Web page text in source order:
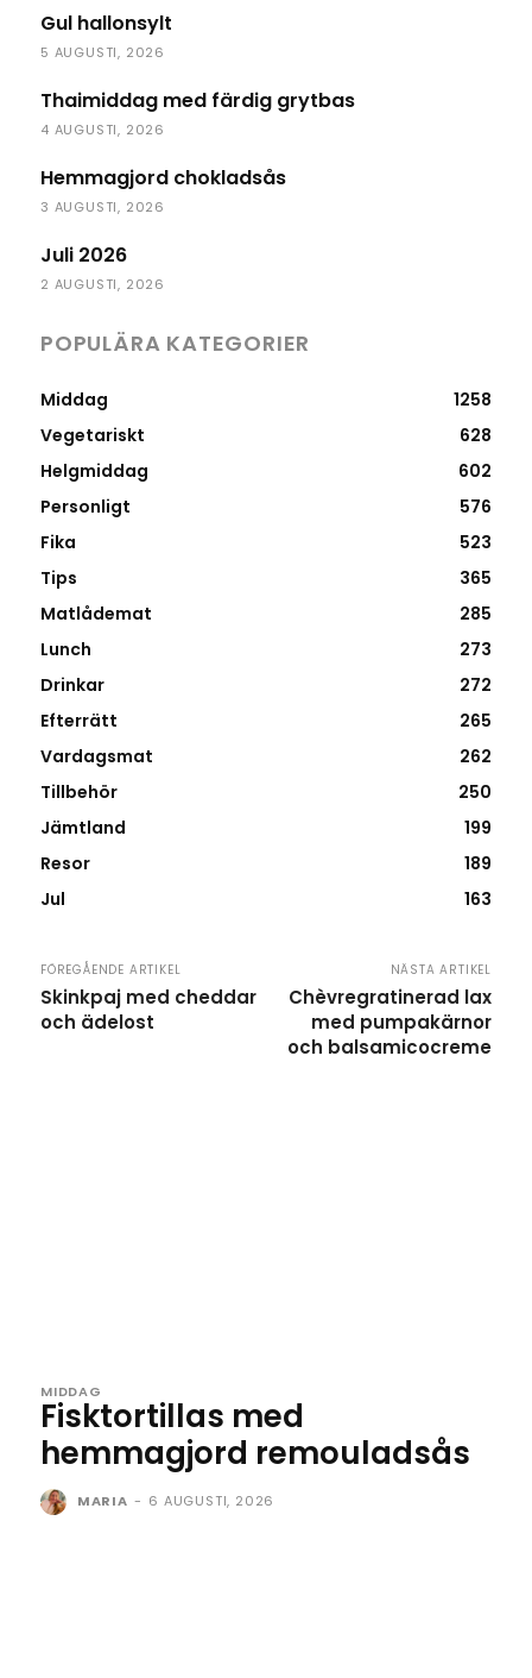
Gul hallonsylt
5 AUGUSTI, 2026
Thaimiddag med färdig grytbas
4 AUGUSTI, 2026
Hemmagjord chokladsås
3 AUGUSTI, 2026
Juli 2026
2 AUGUSTI, 2026
POPULÄRA KATEGORIER
Middag
1258
Vegetariskt
628
Helgmiddag
602
Personligt
576
Fika
523
Tips
365
Matlådemat
285
Lunch
273
Drinkar
272
Efterrätt
265
Vardagsmat
262
Tillbehör
250
Jämtland
199
Resor
189
Jul
163
FÖREGÅENDE ARTIKEL
Skinkpaj med cheddar
och ädelost
NÄSTA ARTIKEL
Chèvregratinerad lax
med pumpakärnor
och balsamicocreme
MIDDAG
Fisktortillas med
hemmagjord remouladsås
MARIA - 6 AUGUSTI, 2026